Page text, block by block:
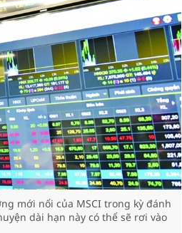
mới nổi của MSCI trong kỳ đánh
dài hạn này có thể sẽ rơi vào